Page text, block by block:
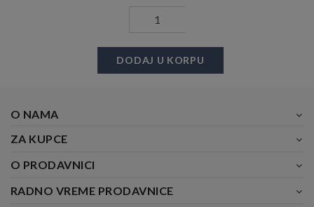
DODAJ U KORPU
O NAMA
ZA KUPCE
O PRODAVNICI
RADNO VREME PRODAVNICE